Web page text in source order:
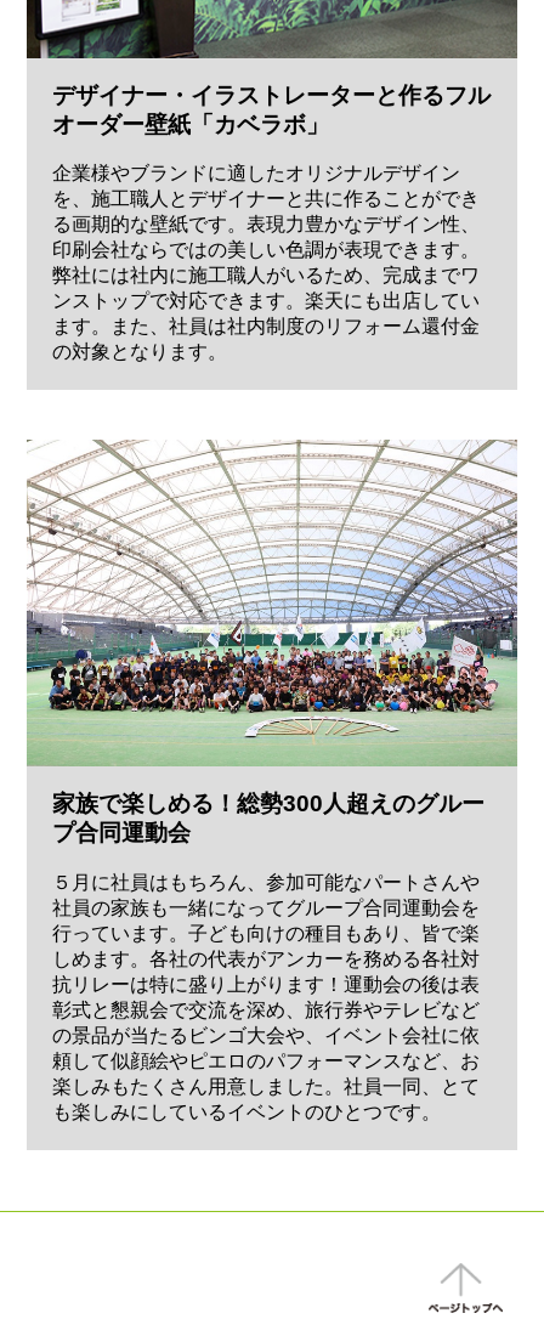
デザイナー・イラストレーターと作るフル
オーダー壁紙「カベラボ」
企業様やブランドに適したオリジナルデザイン
を、施工職人とデザイナーと共に作ることができ
る画期的な壁紙です。表現力豊かなデザイン性、
印刷会社ならではの美しい色調が表現できます。
弊社には社内に施工職人がいるため、完成までワ
ンストップで対応できます。楽天にも出店してい
ます。また、社員は社内制度のリフォーム還付金
の対象となります。
家族で楽しめる！総勢300人超えのグルー
プ合同運動会
５月に社員はもちろん、参加可能なパートさんや
社員の家族も一緒になってグループ合同運動会を
行っています。子ども向けの種目もあり、皆で楽
しめます。各社の代表がアンカーを務める各社対
抗リレーは特に盛り上がります！運動会の後は表
彰式と懇親会で交流を深め、旅行券やテレビなど
の景品が当たるビンゴ大会や、イベント会社に依
頼して似顔絵やピエロのパフォーマンスなど、お
楽しみもたくさん用意しました。社員一同、とて
も楽しみにしているイベントのひとつです。